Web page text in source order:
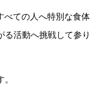
べての人へ特別な食体
る活動へ挑戦して参り